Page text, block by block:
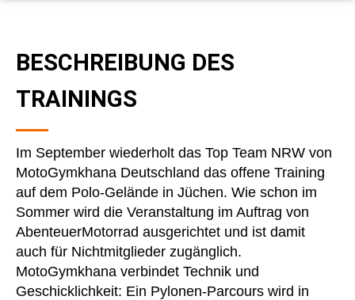
BESCHREIBUNG DES
TRAININGS
Im September wiederholt das Top Team NRW von
MotoGymkhana Deutschland das offene Training
auf dem Polo-Gelände in Jüchen. Wie schon im
Sommer wird die Veranstaltung im Auftrag von
AbenteuerMotorrad ausgerichtet und ist damit
auch für Nichtmitglieder zugänglich.
MotoGymkhana verbindet Technik und
Geschicklichkeit: Ein Pylonen-Parcours wird in